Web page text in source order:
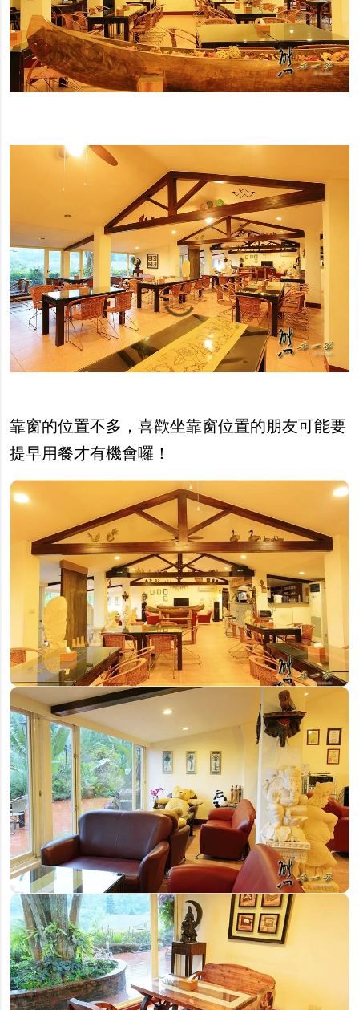
靠窗的位置不多，喜歡坐靠窗位置的朋友可能要
提早用餐才有機會囉！